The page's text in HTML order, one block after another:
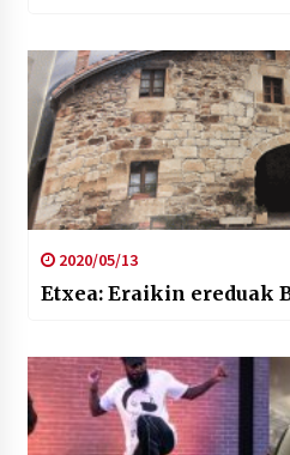
2020/05/13
Etxea: Eraikin ereduak